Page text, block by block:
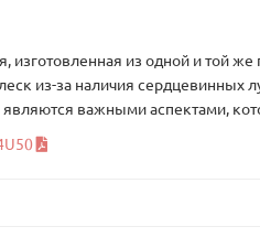
изготовленная из одной и
из-за наличия сердцевинных
важными аспектами,